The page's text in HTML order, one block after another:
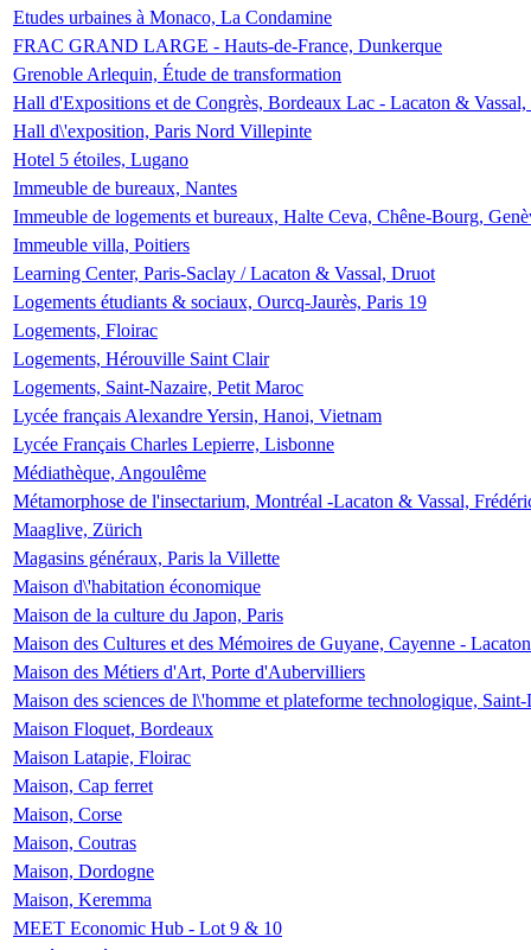
Etudes urbaines à Monaco, La Condamine
FRAC GRAND LARGE - Hauts-de-France, Dunkerque
Grenoble Arlequin, Étude de transformation
Hall d'Expositions et de Congrès, Bordeaux Lac - Lacaton &
Hall d\'exposition, Paris Nord Villepinte
Hotel 5 étoiles, Lugano
Immeuble de bureaux, Nantes
Immeuble de logements et bureaux, Halte Ceva, Chêne-Bourg,
Immeuble villa, Poitiers
Learning Center, Paris-Saclay / Lacaton & Vassal, Druot
Logements étudiants & sociaux, Ourcq-Jaurès, Paris 19
Logements, Floirac
Logements, Hérouville Saint Clair
Logements, Saint-Nazaire, Petit Maroc
Lycée français Alexandre Yersin, Hanoi, Vietnam
Lycée Français Charles Lepierre, Lisbonne
Médiathèque, Angoulême
Métamorphose de l'insectarium, Montréal -Lacaton & Vassal,
Maaglive, Zürich
Magasins généraux, Paris la Villette
Maison d\'habitation économique
Maison de la culture du Japon, Paris
Maison des Cultures et des Mémoires de Guyane, Cayenne -
Maison des Métiers d'Art, Porte d'Aubervilliers
Maison des sciences de l\'homme et plateforme technologique,
Maison Floquet, Bordeaux
Maison Latapie, Floirac
Maison, Cap ferret
Maison, Corse
Maison, Coutras
Maison, Dordogne
Maison, Keremma
MEET Economic Hub - Lot 9 & 10